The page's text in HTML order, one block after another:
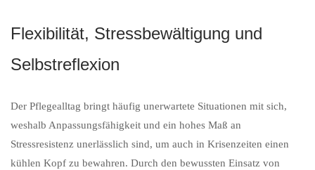
Flexibilität, Stressbewältigung und
Selbstreflexion
Der Pflegealltag bringt häufig unerwartete Situationen mit sich,
weshalb Anpassungsfähigkeit und ein hohes Maß an
Stressresistenz unerlässlich sind, um auch in Krisenzeiten einen
kühlen Kopf zu bewahren. Durch den bewussten Einsatz von